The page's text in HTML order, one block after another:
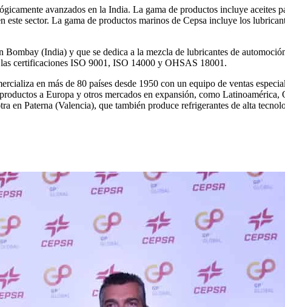
avanzados en la India. La gama de productos incluye aceites
este sector. La gama de productos marinos de Cepsa incluye los
(India) y que se dedica a la mezcla de lubricantes de
certificaciones ISO 9001, ISO 14000 y OHSAS 18001.
en más de 80 países desde 1950 con un equipo de ventas
a Europa y otros mercados en expansión, como
en Paterna (Valencia), que también produce refrigerantes de alta